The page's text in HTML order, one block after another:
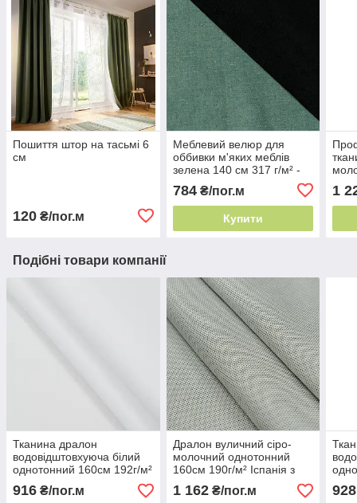
Пошиття штор на тасьмі 6
см
120 ₴/пог.м
Меблевий велюр для
оббивки м'яких меблів
зелена 140 см 317 г/м² -
меблів
784₴/пог.м
Купити
1
Подібні товари компанії
Тканина дралон
водовідштовхуюча білий
однотонний 160см 192г/м²
Іспанія вуличний акрил
916 ₴/пог.м
Дралон вуличний сіро-
молочний однотонний
160см 190г/м² Іспанія з
тефлоновим просоченням
1 162₴/пог.м 928